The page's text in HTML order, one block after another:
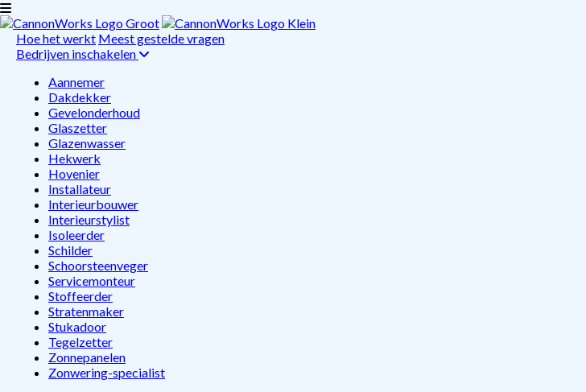
Hoe het werkt Meest gestelde vragen
Bedrijven inschakelen
Aannemer
Dakdekker
Gevelonderhoud
Glaszetter
Glazenwasser
Hekwerk
Hovenier
Installateur
Interieurbouwer
Interieurstylist
Isoleerder
Schilder
Schoorsteenveger
Servicemonteur
Stoffeerder
Stratenmaker
Stukadoor
Tegelzetter
Zonnepanelen
Zonwering-specialist